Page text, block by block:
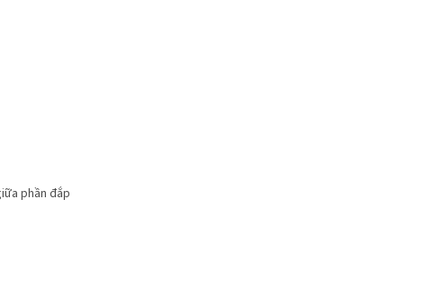
phần đắp